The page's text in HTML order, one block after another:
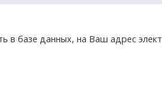
в базе данных, на Ваш адрес